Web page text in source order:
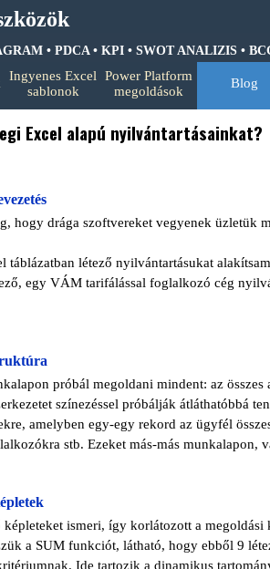
• PDCA • KPI • SWOT ANALIZIS • BCG
▼
Ingyenes Excel
sablonok
▼
Power Platform
megoldások
▼
Blog
Excel alapú nyilvántartásainkat?
drága szoftvereket vegyenek üzletük
létező nyilvántartásukat
egy VÁM tarifálással foglalkozó cég
próbál megoldani mindent: az összes
színezéssel próbálják átláthatóbbá
amelyben egy-egy rekord az ügyfél
stb. Ezeket más-más munkalapon,
ismeri, így korlátozott a megoldási
a SUM funkciót, látható, hogy ebből 9
Ide tartozik a dinamikus